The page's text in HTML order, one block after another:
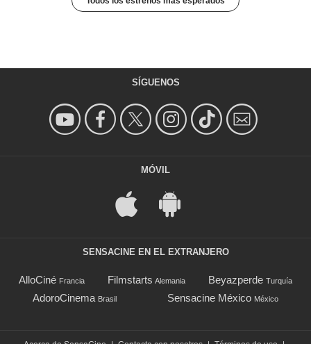
SÍGUENOS
MÓVIL
SENSACINE EN EL EXTRANJERO
AlloCiné Francia Filmstarts Alemania Beyazperde Turquía
AdoroCinema Brasil Sensacine México México